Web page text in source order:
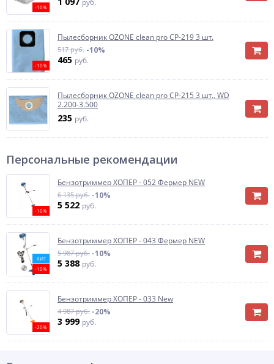
-10% руб.
-10%
Пылесборник OZONE clean pro CP-219 3 шт.
517 руб. -10%
465 руб.
Пылесборник OZONE clean pro CP-215 3 шт., WD
2.200-3.500
235 руб.
Персональные рекомендации
-10%
Бензотриммер ХОПЕР - 052 Фермер NEW
6 135 руб. -10%
5 522 руб.
ХИТ
-10%
Бензотриммер ХОПЕР - 043 Фермер NEW
5 987 руб. -10%
5 388 руб.
-20%
Бензотриммер ХОПЕР - 033 New
4 987 руб. -20%
3 999 руб.